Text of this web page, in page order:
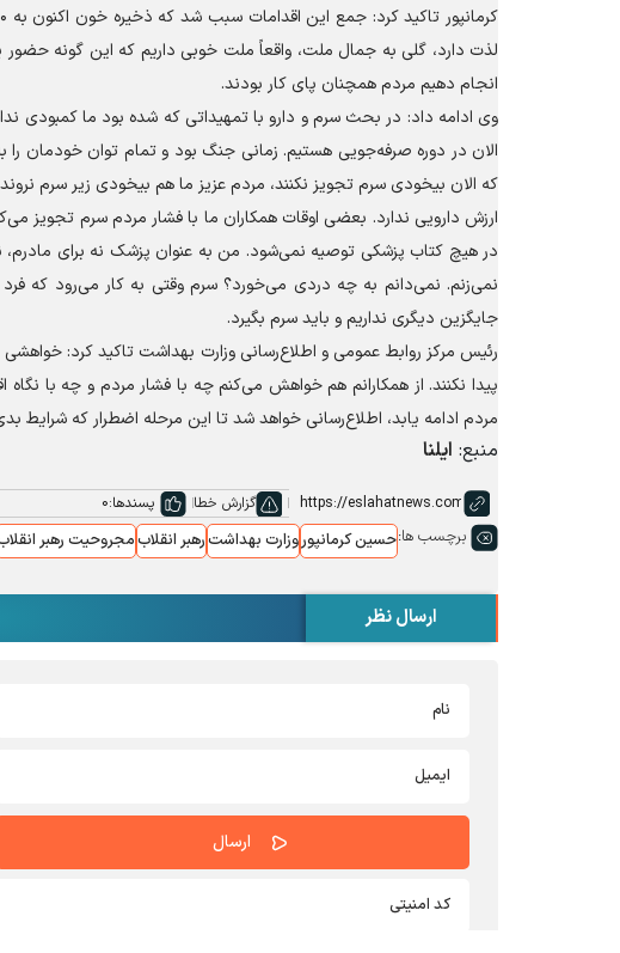
لذت دارد، گلی به جمال ملت، واقعاً ملت خوبی داریم که این گونه حضور
انجام دهیم مردم همچنان پای کار بودند.
وی ادامه داد: در بحث سرم و دارو با تمهیداتی که شده بود ما کمبودی
الان در دوره صرفه‌جویی هستیم. زمانی جنگ بود و تمام توان خودمان
که الان بیخودی سرم تجویز نکنند، مردم عزیز ما هم بیخودی زیر سرم
ارزش دارویی ندارد. بعضی اوقات همکاران ما با فشار مردم سرم تجویز
در هیچ کتاب پزشکی توصیه نمی‌شود. من به عنوان پزشک نه برای
نمی‌زنم. نمی‌دانم به چه دردی می‌خورد؟ سرم وقتی به کار می‌رود که
جایگزین دیگری نداریم و باید سرم بگیرد.
رئیس مرکز روابط عمومی و اطلاع‌رسانی وزارت بهداشت تاکید کرد:
پیدا نکنند. از همکارانم هم خواهش می‌کنم چه با فشار مردم و چه با
مردم ادامه یابد، اطلاع‌رسانی خواهد شد تا این مرحله اضطرار که
منبع: ایلنا
گزارش خطا پسندها:0
برچسب ها:حسین کرمانپوروزارت بهداشترهبر انقلابمجروحیت رهبر
ارسال نظر